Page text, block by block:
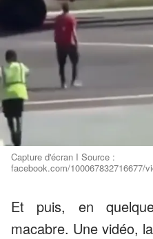
Capture d'écran I Source :
facebook.com/100067832716677/
Et puis, en
macabre. Une vidéo,